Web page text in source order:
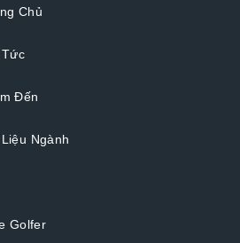
Chủ
Đến
Ngành
Golfer